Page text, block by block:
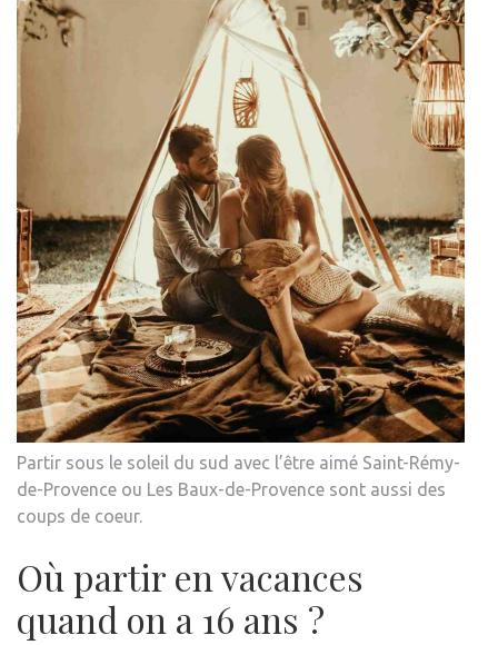
Partir sous le soleil du sud avec l’être aimé Saint-Rémy-
de-Provence ou Les Baux-de-Provence sont aussi des
coups de coeur.
Où partir en vacances
quand on a 16 ans ?